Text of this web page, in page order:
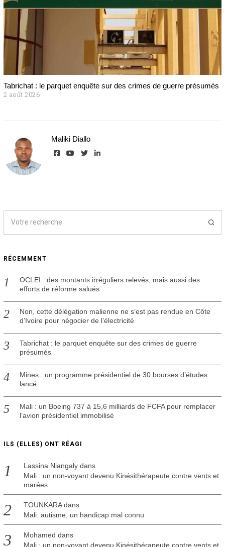
Tabrichat : le parquet enquête sur des crimes de guerre présumés
2 août 2026
6
Maliki Diallo
RÉCEMMENT
OCLEI : des montants irréguliers relevés, mais aussi des
efforts de réforme salués
Non, cette délégation malienne ne s’est pas rendue en Côte
d’Ivoire pour négocier de l’électricité
Tabrichat : le parquet enquête sur des crimes de guerre
présumés
Mines : un programme présidentiel de 30 bourses d’études
lancé
Mali : un Boeing 737 à 15,6 milliards de FCFA pour remplacer
l’avion présidentiel immobilisé
ILS (ELLES) ONT RÉAGI
Lassina Niangalydans
Mali : un non-voyant devenu Kinésithérapeute contre vents et
marées
TOUNKARAdans
Mali: autisme, un handicap mal connu
Mohamed dans
Mali : un non-voyant devenu Kinésithérapeute contre vents et